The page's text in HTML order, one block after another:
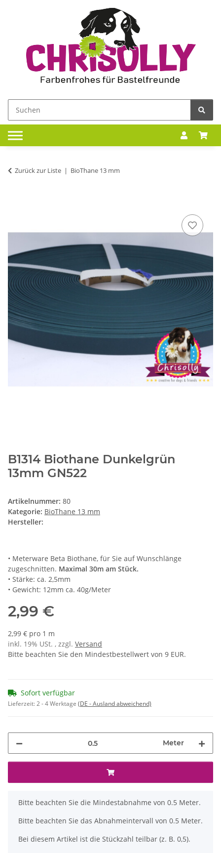
Zurück zur Liste BioThane 13 mm
B1314 Biothane Dunkelgrün
13mm GN522
Artikelnummer: 80
Kategorie: BioThane 13 mm
Hersteller:
• Meterware Beta Biothane, für Sie auf Wunschlänge
zugeschnitten. Maximal 30m am Stück.
• Stärke: ca. 2,5mm
• Gewicht: 12mm ca. 40g/Meter
2,99 €
2,99 € pro 1 m
inkl. 19% USt. , zzgl. Versand
Bitte beachten Sie den Mindestbestellwert von 9 EUR.
Sofort verfügbar
Lieferzeit:2 - 4 Werktage (DE - Ausland abweichend)
Meter
x
Bitte beachten Sie die Mindestabnahme von 0.5 Meter.
Bitte beachten Sie das Abnahmeintervall von 0.5 Meter.
Bei diesem Artikel ist die Stückzahl teilbar (z. B. 0,5).